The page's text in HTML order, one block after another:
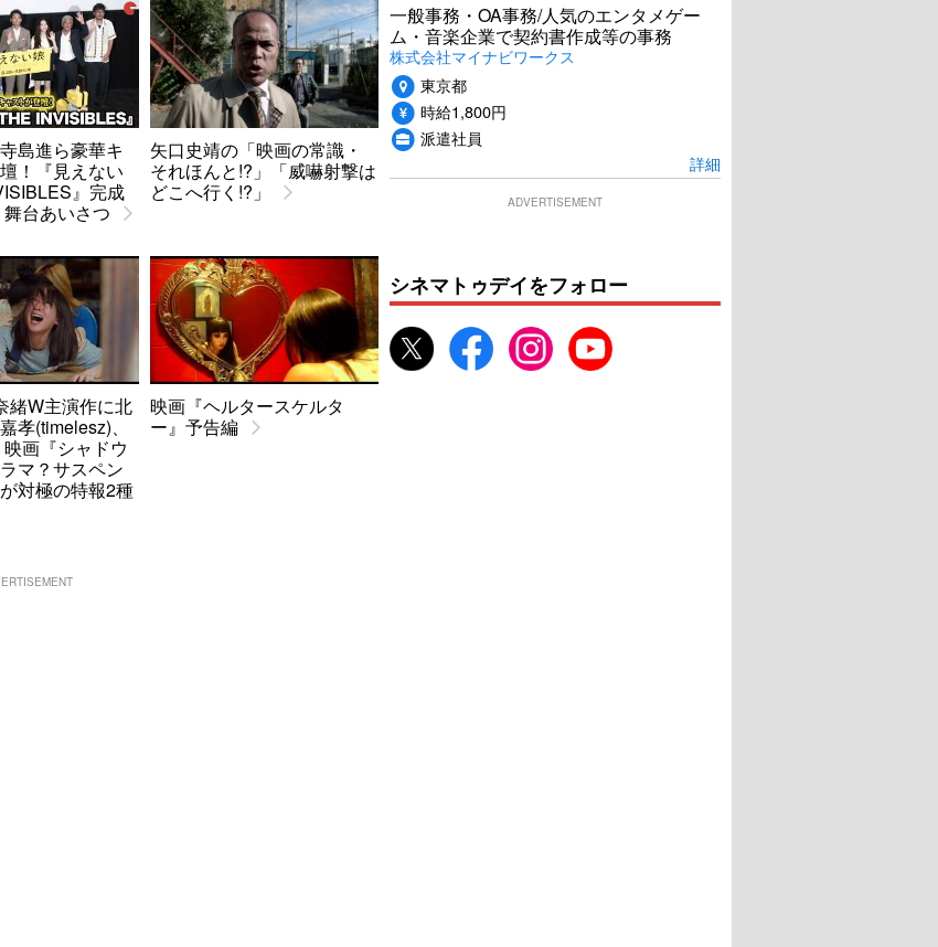
島進ら豪華キ
！『見えない
』完成
台あいさつ
矢口史靖の「映画の常識・
それほんと!?」「威嚇射撃は
どこへ行く!?」
緒W主演作に北
孝(timelesz)、
画『シャドウ
マ？サスペン
対極の特報2種
映画『ヘルタースケルタ
ー』予告編
一般事務・OA事務/人気のエンタメゲー
ム・音楽企業で契約書作成等の事務
株式会社マイナビワークス
東京都
時給1,800円
派遣社員
詳細
ADVERTISEMENT
シネマトゥデイをフォロー